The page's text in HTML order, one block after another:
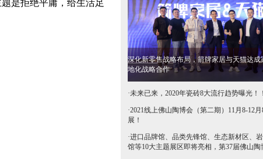
是拒绝平庸，给生活足
深化新零售战略布局，箭牌家居与天猫达成
地化战略合作
·未来已来，2020年瓷砖8大流行趋势曝光！
·2021线上佛山陶博会（第二期）11月8-12
展！
·进口品牌馆、品类先锋馆、生态新材区、
馆等10大主题展区即将亮相，第37届佛山陶